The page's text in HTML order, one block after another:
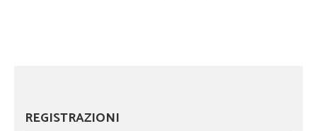
REGISTRAZIONI